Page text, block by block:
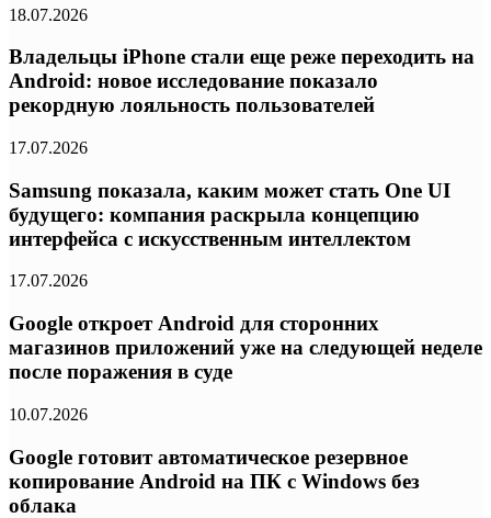
18.07.2026
Владельцы iPhone стали еще реже переходить на
Android: новое исследование показало
рекордную лояльность пользователей
17.07.2026
Samsung показала, каким может стать One UI
будущего: компания раскрыла концепцию
интерфейса с искусственным интеллектом
17.07.2026
Google откроет Android для сторонних
магазинов приложений уже на следующей неделе
после поражения в суде
10.07.2026
Google готовит автоматическое резервное
копирование Android на ПК с Windows без
облака